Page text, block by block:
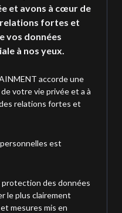
et avons à cœur de
fortes et
vos données
à nos yeux.
accorde une
votre vie privée et a à
relations fortes et
est
des données
le plus clairement
mesures mis en